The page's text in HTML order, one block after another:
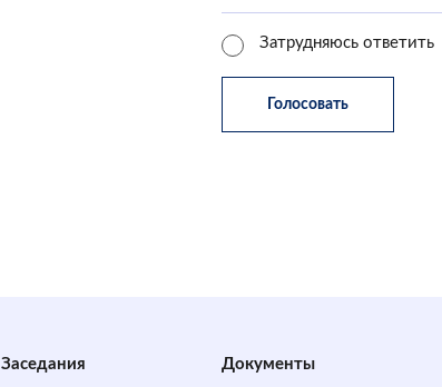
Затрудняюсь ответить
Заседания Документы